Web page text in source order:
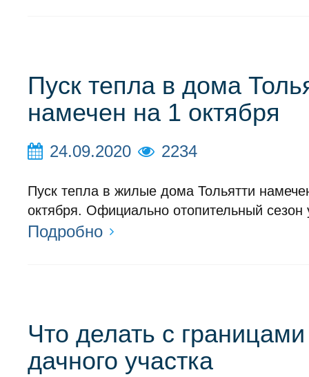
Пуск тепла в дома
намечен на 1 октября
24.09.2020 2234
Пуск тепла в жилые дома Тольятти
октября. Официально отопительный сезон
Подробно
Что делать с границами
дачного участка